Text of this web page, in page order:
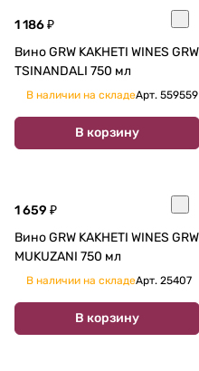
1 186 ₽
Вино GRW KAKHETI WINES GRW
TSINANDALI 750 мл
В наличии на складеАрт. 559559
В корзину
1 659 ₽
Вино GRW KAKHETI WINES GRW
MUKUZANI 750 мл
В наличии на складеАрт. 25407
В корзину